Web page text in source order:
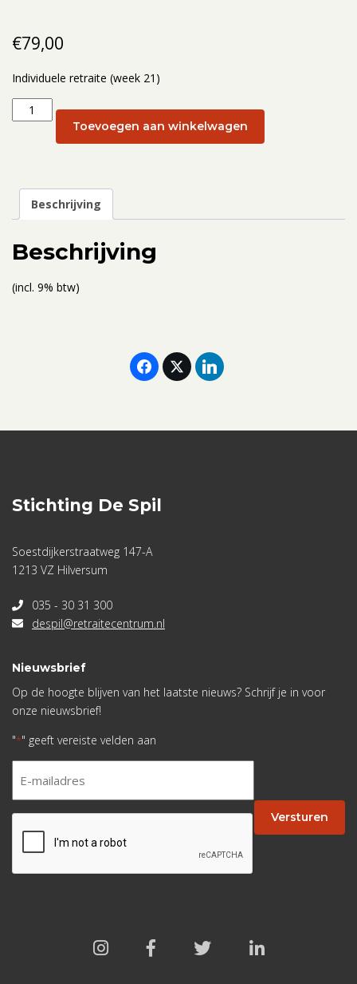
€79,00
Individuele retraite (week 21)
Individuele
retraite
2025
Toevoegen aan winkelwagen
Beschrijving
Beschrijving
(incl. 9% btw)
Stichting De Spil
Soestdijkerstraatweg 147-A
1213 VZ Hilversum
035 - 30 31 300
despil@retraitecentrum.nl
Nieuwsbrief
Op de hoogte blijven van het laatste nieuws? Schrijf je in voor
onze nieuwsbrief!
"*" geeft vereiste velden aan
* Versturen